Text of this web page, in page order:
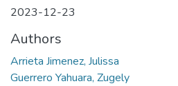
2023-12-23
Authors
Arrieta Jimenez, Julissa
Guerrero Yahuara, Zugely